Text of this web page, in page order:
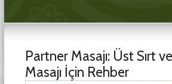
Partner Masajı: Üst Sırt
Masajı İçin Rehber